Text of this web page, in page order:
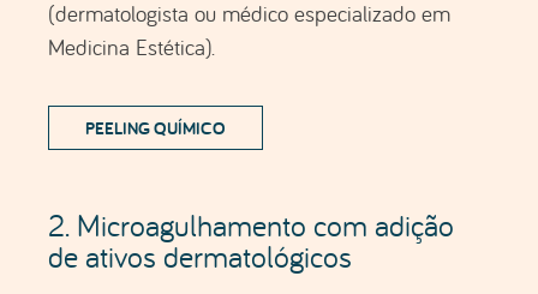
o uso de um dispositivo com pequenas agulhas
para perfurar a pele e, ao mesmo tempo, a
técnica pode ser usada para tratar o melasma
de várias maneiras:
microagulhamento permitem que os ativos
dermatológicos penetrem mais